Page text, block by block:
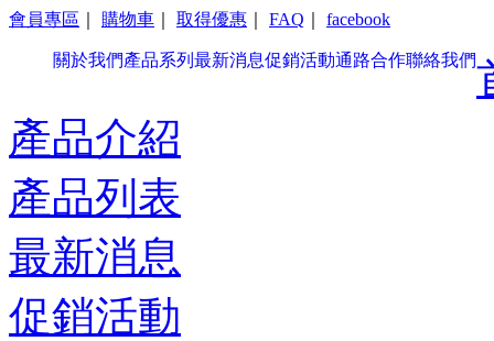
會員專區 購物車 取得優惠 FAQ facebook
關於我們產品系列 最新消息促銷活動通路合作聯絡我們
產品介紹
產品列表
最新消息
促銷活動